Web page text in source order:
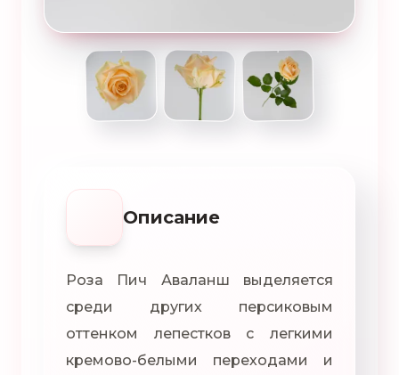
Описание
Роза Пич Аваланш выделяется
среди других персиковым
оттенком лепестков с легкими
кремово-белыми переходами и